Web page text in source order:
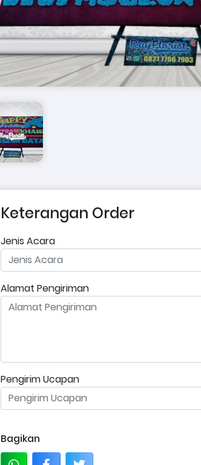
Keterangan Order
Jenis Acara
Alamat Pengiriman
Pengirim Ucapan
Bagikan